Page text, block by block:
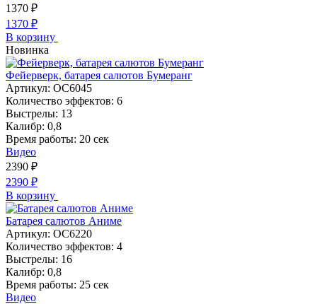
1370 ₽
1370 ₽
В корзину
Новинка
Фейерверк, батарея салютов Бумеранг
Артикул: ОС6045
Количество эффектов: 6
Выстрелы: 13
Калибр: 0,8
Время работы: 20 сек
Видео
2390 ₽
2390 ₽
В корзину
Батарея салютов Аниме
Артикул: ОС6220
Количество эффектов: 4
Выстрелы: 16
Калибр: 0,8
Время работы: 25 сек
Видео